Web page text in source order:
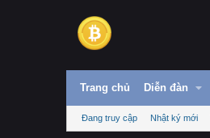
Trang chủ Diễn đàn
Đang truy cập Nhật ký mới